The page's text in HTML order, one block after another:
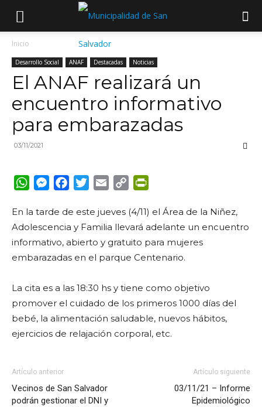
Inicio
Desarrollo Social ANAF Destacadas Noticias
El ANAF realizará un
encuentro informativo
para embarazadas
03/11/2021
WhatsApp
Messenger
FacebookTwitterEmail Copy
En la tarde de este jueves (4/11) el Área de la Niñez,
Adolescencia y Familia llevará adelante un encuentro
informativo, abierto y gratuito para mujeres
embarazadas en el parque Centenario.
La cita es a las 18:30 hs y tiene como objetivo
promover el cuidado de los primeros 1000 días del
bebé, la alimentación saludable, nuevos hábitos,
ejercicios de relajación corporal, etc.
Artículo anterior
Vecinos de San Salvador
podrán gestionar el DNI y
Artículo siguiente
03/11/21 – Informe
Epidemiológico